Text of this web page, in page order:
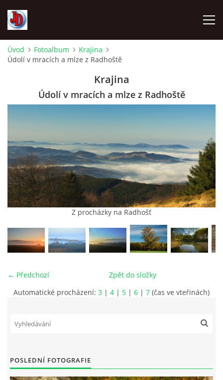
ÚVOD
TECHNIKA
Z CEST
NÁVŠTĚVNÍ KNIHA
© 2026 eStránky.cz |RSS| Tisk |Aktualizováno: 4. 11. 2025|Nahoru ↑
Úvod Fotoalbum
Krajina
Údolí v mracích a mlze z Radhoště
Krajina
Údolí v mracích a mlze z Radhoště
Z procházky na Radhošť
← Předchozí
Zpět do složky
Automatické procházení: 3 | 4 | 5 | 6 | 7 (čas ve vteřinách)
POSLEDNÍ FOTOGRAFIE